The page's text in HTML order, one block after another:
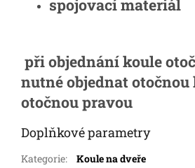
spojovací materiál
při objednání koule
nutné objednat otočnou
otočnou pravou
Doplňkové parametry
Kategorie:
Koule na dveře